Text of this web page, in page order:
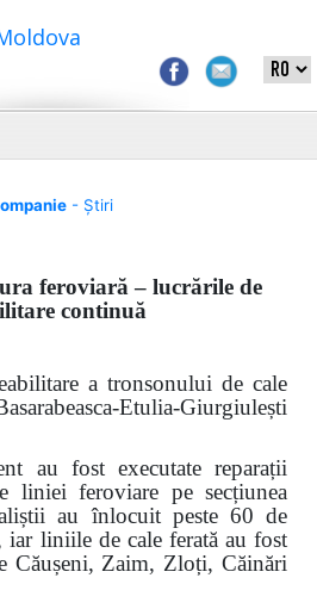
- Știri
feroviară – lucrările de
continuă
a tronsonului de cale
Etulia-Giurgiulești
au fost executate reparații
liniei feroviare pe secțiunea
au înlocuit peste 60 de
iar liniile de cale ferată au fost
Căușeni, Zaim, Zloți, Căinări